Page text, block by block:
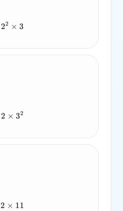
2^2 \times 3
22 × 3
2 \times 3^2
2 × 32
2 \times 11
2 × 11